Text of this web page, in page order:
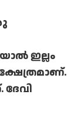
ഇല്ലം
ദേവി